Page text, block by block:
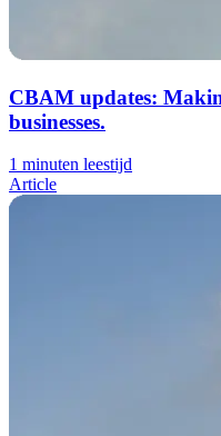
CBAM updates:
businesses.
1 minuten leestijd
Article